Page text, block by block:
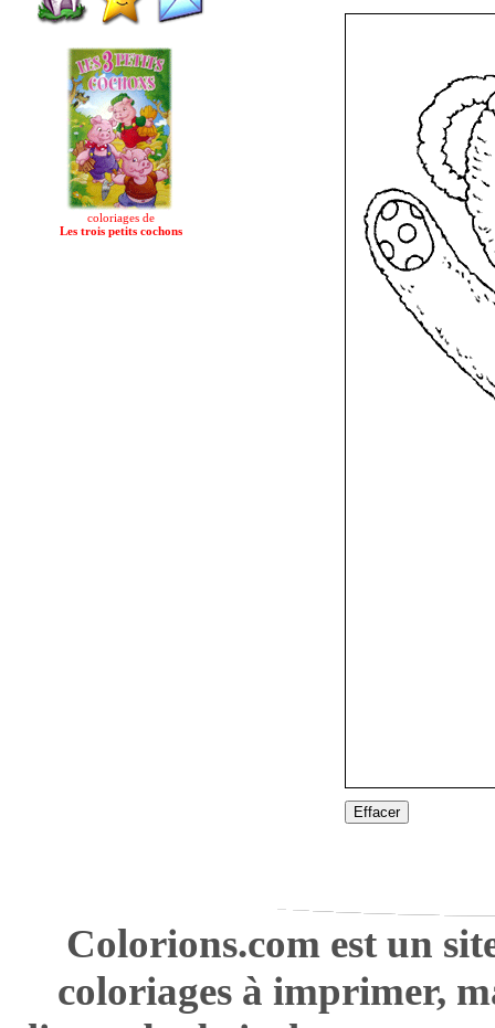
coloriages de
Les trois petits cochons
Effacer
Colorions.com est un
coloriages à imprimer,